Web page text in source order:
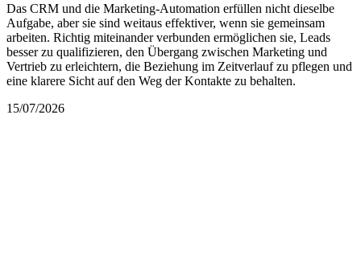
Das CRM und die Marketing-Automation erfüllen nicht dieselbe
Aufgabe, aber sie sind weitaus effektiver, wenn sie gemeinsam
arbeiten. Richtig miteinander verbunden ermöglichen sie, Leads
besser zu qualifizieren, den Übergang zwischen Marketing und
Vertrieb zu erleichtern, die Beziehung im Zeitverlauf zu pflegen und
eine klarere Sicht auf den Weg der Kontakte zu behalten.
15/07/2026